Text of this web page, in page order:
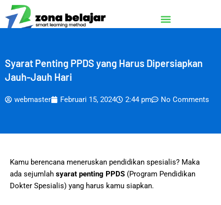
Lewati
ke
konten
Syarat Penting PPDS yang Harus Dipersiapkan
Jauh-Jauh Hari
webmaster Februari 15, 2024 2:44 pm No Comments
Kamu berencana meneruskan pendidikan spesialis? Maka
ada sejumlah syarat penting PPDS (Program Pendidikan
Dokter Spesialis) yang harus kamu siapkan.